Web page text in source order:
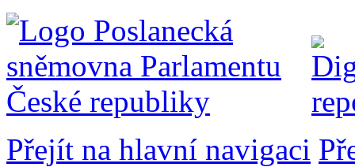
Přejít na hlavní navigaci